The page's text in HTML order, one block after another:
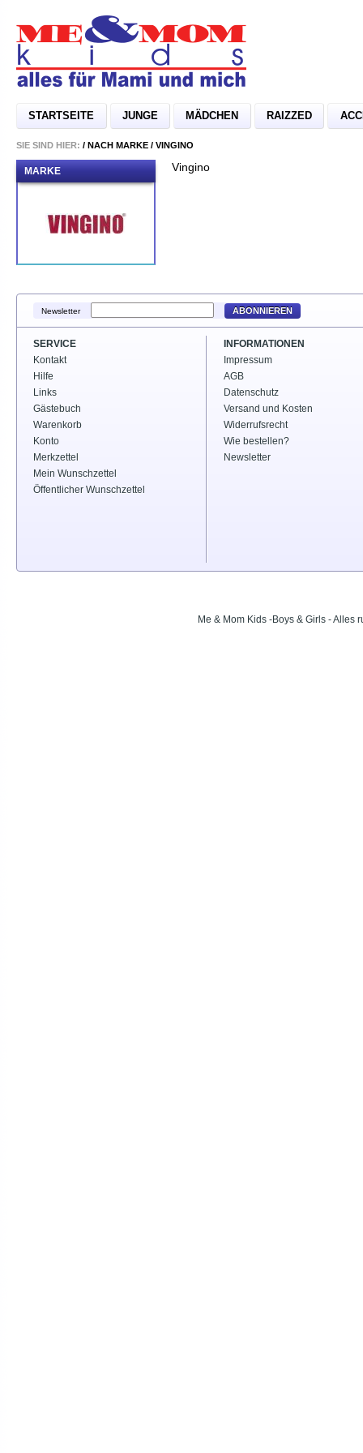
STARTSEITE JUNGE MÄDCHEN RAIZZED
SIE SIND HIER: / NACH MARKE / VINGINO
MARKE Vingino
Newsletter ABONNIEREN
SERVICE
Kontakt
Hilfe
Links
Gästebuch
Warenkorb
Konto
Merkzettel
Mein Wunschzettel
Öffentlicher Wunschzettel
INFORMATIONEN
Impressum
AGB
Datenschutz
Versand und Kosten
Widerrufsrecht
Wie bestellen?
Newsletter
Me & Mom Kids -Boys & Girls -